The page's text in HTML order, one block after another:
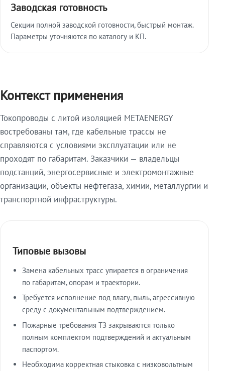
Заводская готовность
Секции полной заводской готовности, быстрый монтаж.
Параметры уточняются по каталогу и КП.
Контекст применения
Токопроводы с литой изоляцией METAENERGY
востребованы там, где кабельные трассы не
справляются с условиями эксплуатации или не
проходят по габаритам. Заказчики — владельцы
подстанций, энергосервисные и электромонтажные
организации, объекты нефтегаза, химии, металлургии и
транспортной инфраструктуры.
Типовые вызовы
Замена кабельных трасс упирается в ограничения
по габаритам, опорам и траектории.
Требуется исполнение под влагу, пыль, агрессивную
среду с документальным подтверждением.
Пожарные требования ТЗ закрываются только
полным комплектом подтверждений и актуальным
паспортом.
Необходима корректная стыковка с низковольтным